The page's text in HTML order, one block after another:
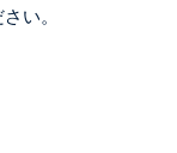
い。